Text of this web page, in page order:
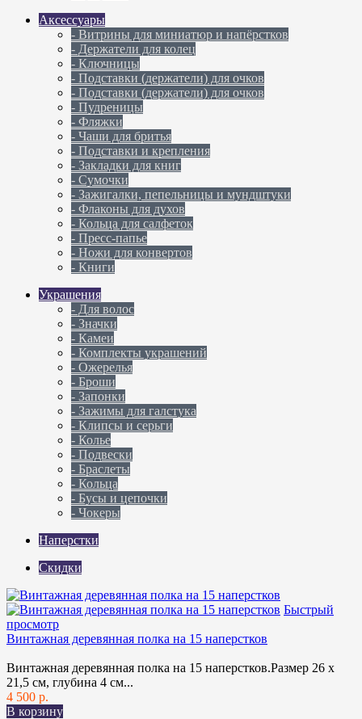
Аксессуары
- Витрины для миниатюр и напёрстков
- Держатели для колец
- Ключницы
- Подставки (держатели) для очков
- Подставки (держатели) для очков
- Пудреницы
- Фляжки
- Чаши для бритья
- Подставки и крепления
- Закладки для книг
- Сумочки
- Зажигалки, пепельницы и мундштуки
- Флаконы для духов
- Кольца для салфеток
- Пресс-папье
- Ножи для конвертов
- Книги
Украшения
- Для волос
- Значки
- Камеи
- Комплекты украшений
- Ожерелья
- Броши
- Запонки
- Зажимы для галстука
- Клипсы и серьги
- Колье
- Подвески
- Браслеты
- Кольца
- Бусы и цепочки
- Чокеры
Наперстки
Скидки
Быстрый
просмотр
Винтажная деревянная полка на 15 наперстков
Винтажная деревянная полка на 15 наперстков.Размер 26 х
21,5 см, глубина 4 см...
4 500 р.
В корзину